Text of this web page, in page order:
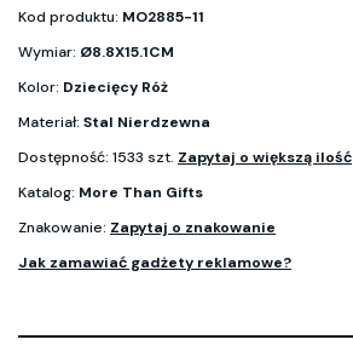
Kod produktu: MO2885-11
Wymiar: Ø8.8X15.1CM
Kolor: Dziecięcy Róż
Materiał: Stal Nierdzewna
Dostępność: 1533 szt. Zapytaj o większą ilość
Katalog: More Than Gifts
Znakowanie: Zapytaj o znakowanie
Jak zamawiać gadżety reklamowe?